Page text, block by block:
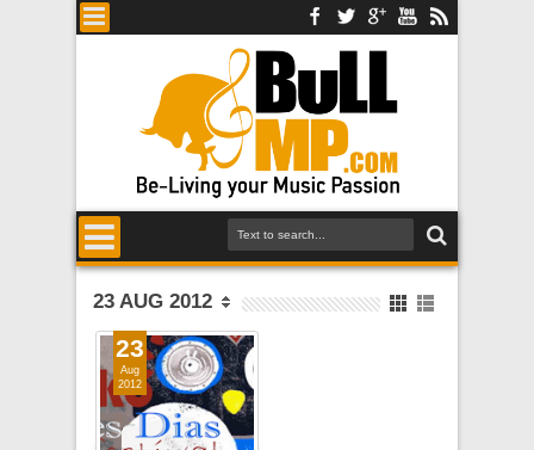
23 AUG 2012
23
Aug
2012